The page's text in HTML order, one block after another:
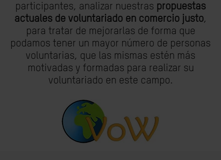
participantes, analizar nuestras propuestas
actuales de voluntariado en comercio justo,
para tratar de mejorarlas de forma que
podamos tener un mayor número de personas
voluntarias, que las mismas estén más
motivadas y formadas para realizar su
voluntariado en este campo.